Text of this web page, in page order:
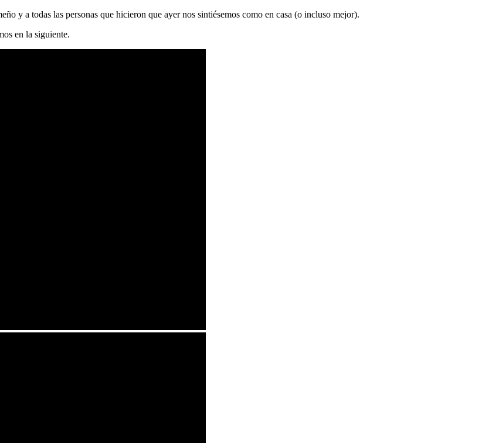
y a todas las personas que hicieron que ayer nos sintiésemos como en casa (o incluso mejor).
en la siguiente.